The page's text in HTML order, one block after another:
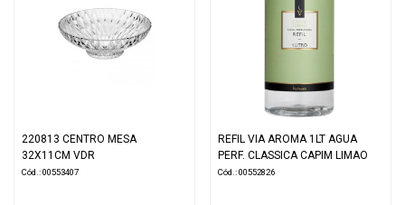
220813 CENTRO MESA
32X11CM VDR
Cód.: 00553407
REFIL VIA AROMA 1LT AGUA
PERF. CLASSICA CAPIM LIMAO
Cód.: 00552826